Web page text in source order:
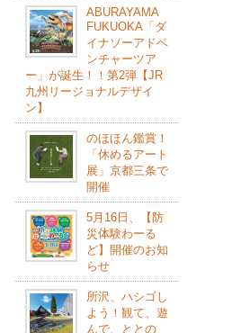
ABURAYAMA
FUKUOKA「ダ
イナソーアドベ
ンチャーツア
ー」が誕生！！第2弾【JR
九州リージョナルデザイ
ン】
のほほん鑑賞！
「休めるアート
展」京都三条で
開催
5月16日、【防
災体験わーる
ど】開催のお知
らせ
所沢、ハシゴし
よう！観て、遊
んで、ととの